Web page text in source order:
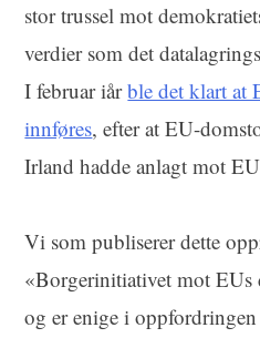
stor trussel mot
verdier som det
I februar iårble det klart at
innføres, efter at EU-
Irland hadde anlagt mot
Vi som publiserer dette
«Borgerinitiativet mot EUs
og er enige i